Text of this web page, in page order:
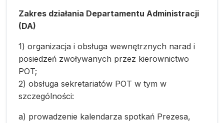
Zakres działania Departamentu Administracji
(DA)
1) organizacja i obsługa wewnętrznych narad i
posiedzeń zwoływanych przez kierownictwo
POT;
2) obsługa sekretariatów POT w tym w
szczególności:
a) prowadzenie kalendarza spotkań Prezesa,